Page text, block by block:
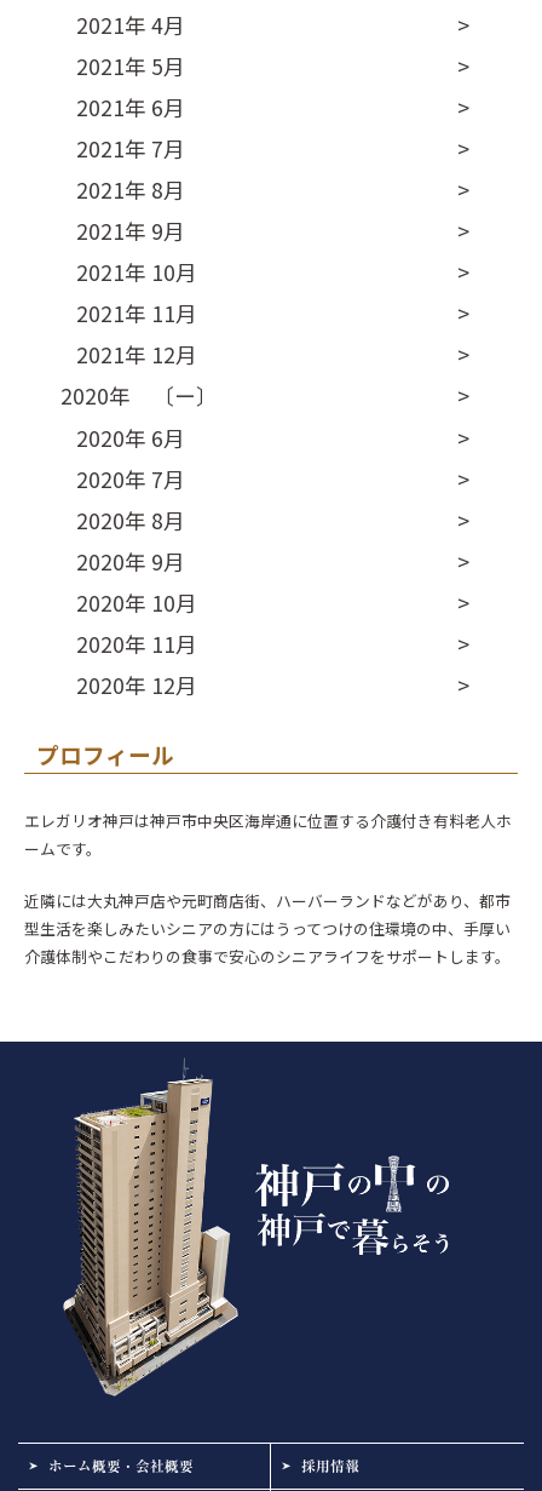
2021年 4月
2021年 5月
2021年 6月
2021年 7月
2021年 8月
2021年 9月
2021年 10月
2021年 11月
2021年 12月
2020年 〔ー〕
2020年 6月
2020年 7月
2020年 8月
2020年 9月
2020年 10月
2020年 11月
2020年 12月
プロフィール
エレガリオ神戸は神戸市中央区海岸通に位置する介護付き有料老人ホ
ームです。
近隣には大丸神戸店や元町商店街、ハーバーランドなどがあり、都市
型生活を楽しみたいシニアの方にはうってつけの住環境の中、手厚い
介護体制やこだわりの食事で安心のシニアライフをサポートします。
ホーム概要・会社概要 採用情報